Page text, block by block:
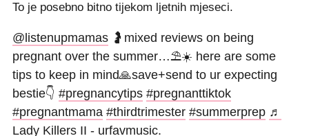
To je posebno bitno tijekom ljetnih mjeseci.
@listenupmamas 🤰mixed reviews on being
pregnant over the summer…⛱️☀️ here are some
tips to keep in mind🙏save+send to ur expecting
bestie👇 #pregnancytips #pregnanttiktok
#pregnantmama #thirdtrimester #summerprep ♬
Lady Killers II - urfavmusic.